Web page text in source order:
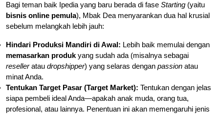
Bagi teman baik Ipedia yang baru berada di fase Starting (yaitu
bisnis online pemula), Mbak Dea menyarankan dua hal krusial
sebelum melangkah lebih jauh:
Hindari Produksi Mandiri di Awal: Lebih baik memulai dengan
memasarkan produk yang sudah ada (misalnya sebagai
reselleratau dropshipper) yang selaras dengan passion atau
minat Anda.
Tentukan Target Pasar (Target Market): Tentukan dengan jelas
siapa pembeli ideal Anda—apakah anak muda, orang tua,
profesional, atau lainnya. Penentuan ini akan memengaruhi jenis